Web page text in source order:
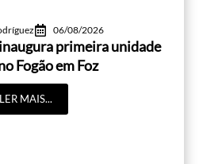
06/08/2026
primeira unidade
Fogão em Foz
LER MAIS...